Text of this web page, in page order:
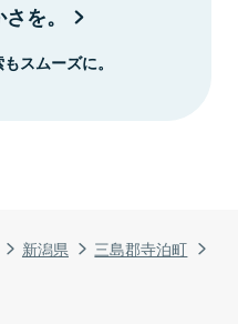
新潟県
三島郡寺泊町
を。
スムーズに。